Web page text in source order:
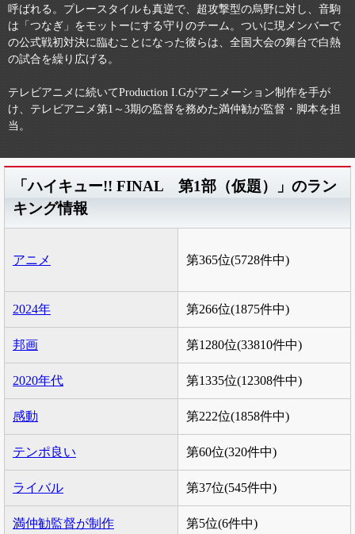
呼ばれる。プレースタイルも真逆で、超攻撃型の烏野に対し、音駒
は「つなぎ」をモットーにする守りのチーム。ついに現メンバーで
の公式戦初対決に臨むことになった彼らは、全国大会の舞台で白熱
の試合を繰り広げる。
テレビアニメに続いてProduction I.Gがアニメーション制作を手が
け、テレビアニメ第1～3期の監督を務めた満仲勧が監督・脚本を担
当。
「ハイキュー!! FINAL 第1部（仮題）」のラン
キング情報
アニメ 第365位(5728件中)
2024年 第266位(1875件中)
邦画 第1280位(33810件中)
2020年代 第1335位(12308件中)
感動 第222位(1858件中)
テンポ良い 第60位(320件中)
ライバル 第37位(545件中)
満仲勧監督が制作 第5位(6件中)